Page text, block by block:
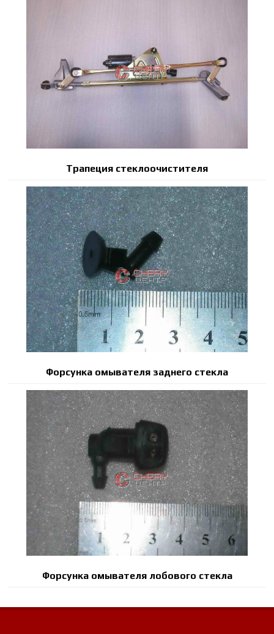
Трапеция стеклоочистителя
Форсунка омывателя заднего стекла
Форсунка омывателя лобового стекла